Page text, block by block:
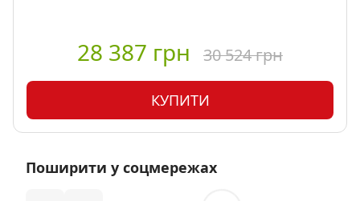
28 387 грн 30 524 грн
КУПИТИ
Поширити у соцмережах